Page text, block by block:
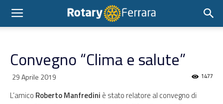
Convegno “Clima e salute”
29 Aprile 2019 1477
L’amico Roberto Manfredini è stato relatore al convegno di